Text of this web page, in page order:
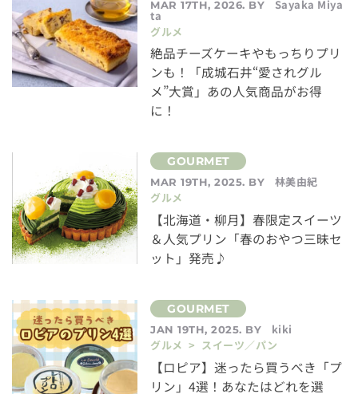
MAR 17TH, 2026. BY Sayaka Miya
ta
グルメ
絶品チーズケーキやもっちりプリ
ンも！「成城石井“愛されグル
メ”大賞」あの人気商品がお得
に！
MAR 19TH, 2025. BY
林美由紀
グルメ
【北海道・柳月】春限定スイーツ
＆人気プリン「春のおやつ三昧セ
ット」発売♪
JAN 19TH, 2025. BY
kiki
グルメ > スイーツ／パン
【ロピア】迷ったら買うべき「プ
リン」4選！あなたはどれを選